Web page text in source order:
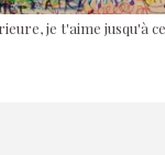
je t'aime jusqu'à ce